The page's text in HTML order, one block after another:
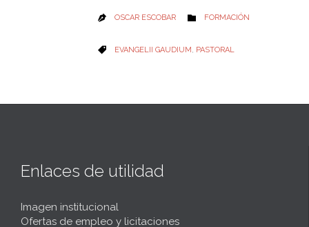
 OSCAR ESCOBAR  CATEGORY
FORMACIÓN
 CATEGORY
EVANGELII GAUDIUM , PASTORAL
Enlaces de utilidad
Imagen institucional
Ofertas de empleo y licitaciones